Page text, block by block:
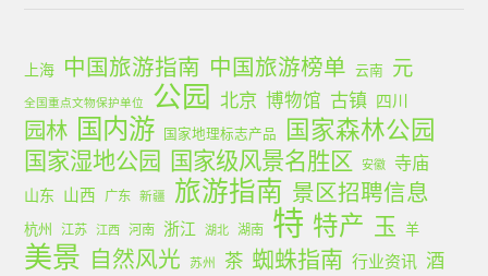
上海 中国旅游指南 中国旅游榜单 云南 元
全国重点文物保护单位 公园 北京 博物馆 古镇 四川
园林 国内游 国家地理标志产品 国家森林公园
国家湿地公园 国家级风景名胜区 安徽 寺庙
山东 山西 广东 新疆 旅游指南 景区招聘信息
杭州 江苏 江西 河南 浙江 湖北 湖南 特 特产 玉 羊
美景 自然风光 苏州 茶 蜘蛛指南 行业资讯 酒